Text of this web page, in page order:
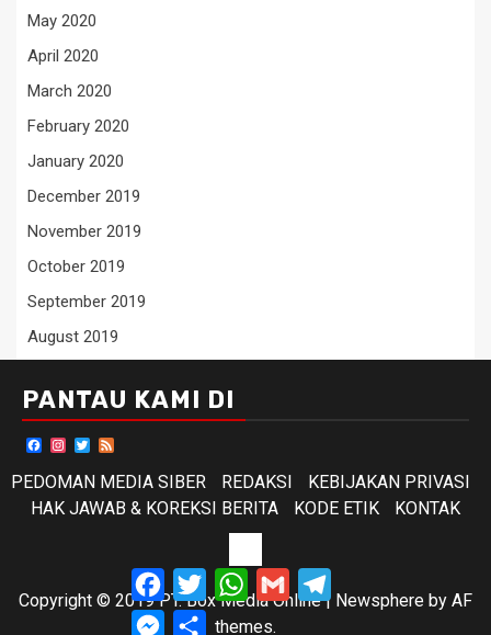
May 2020
April 2020
March 2020
February 2020
January 2020
December 2019
November 2019
October 2019
September 2019
August 2019
PANTAU KAMI DI
Facebook
Instagram
Twitter
PEDOMAN MEDIA SIBER
REDAKSI
KEBIJAKAN PRIVASI
HAK JAWAB & KOREKSI BERITA
KODE ETIK KONTAK
ETIK
Copyright © 2019 PT. Box Media Online| Newsphere by AF
themes.
Facebook
TwitterWhatsApp
Gmail
Messenger
Share